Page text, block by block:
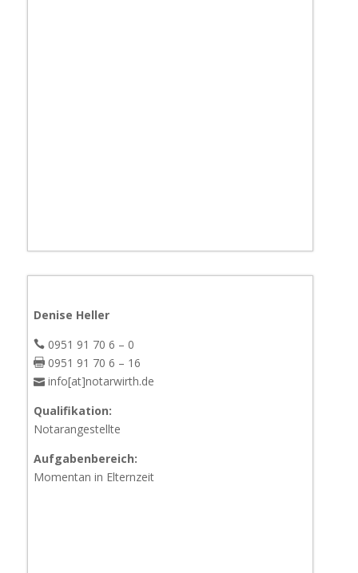
Denise Heller
0951 91 70 6 – 0
0951 91 70 6 – 16
info[at]notarwirth.de
Qualifikation:
Notarangestellte
Aufgabenbereich:
Momentan in Elternzeit